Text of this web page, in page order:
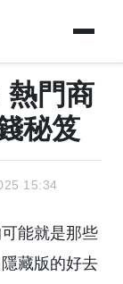
熱門商
秘笈
15:34
能就是那些
藏版的好去